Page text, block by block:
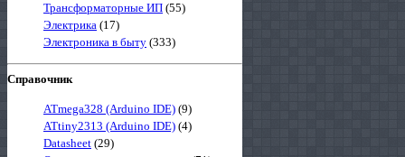
Трансформаторные ИП (55)
Электрика (17)
Электроника в быту (333)
Справочник
ATmega328 (Arduino IDE) (9)
ATtiny2313 (Arduino IDE) (4)
Datasheet (29)